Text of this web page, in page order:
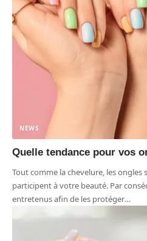
NEWS
Quelle tendance pour vos
Tout comme la chevelure, les ongles
participent à votre beauté. Par
entretenus afin de les protéger…